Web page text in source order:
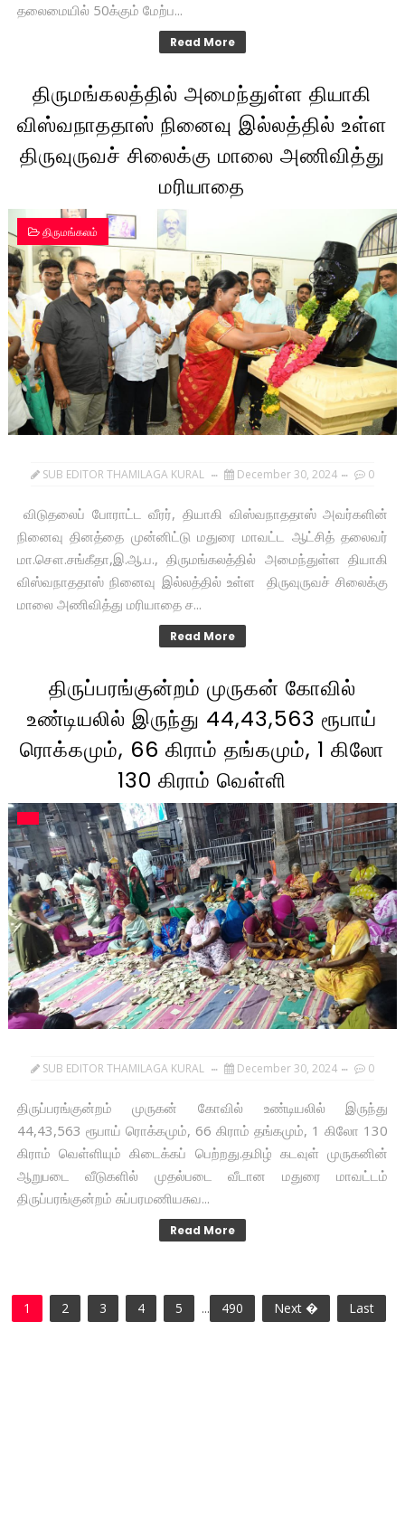
தலைமையில் 50க்கும் மேற்ப...
Read More
திருமங்கலத்தில் அமைந்துள்ள தியாகி
விஸ்வநாததாஸ் நினைவு இல்லத்தில் உள்ள
திருவுருவச் சிலைக்கு மாலை அணிவித்து
மரியாதை
திருமங்கலம்
SUB EDITOR THAMILAGA KURAL December 30, 2024 0
விடுதலைப் போராட்ட வீரர், தியாகி விஸ்வநாததாஸ் அவர்களின்
நினைவு தினத்தை முன்னிட்டு மதுரை மாவட்ட ஆட்சித் தலைவர்
மா.சௌ.சங்கீதா,இ.ஆ.ப., திருமங்கலத்தில் அமைந்துள்ள தியாகி
விஸ்வநாததாஸ் நினைவு இல்லத்தில் உள்ள திருவுருவச் சிலைக்கு
மாலை அணிவித்து மரியாதை ச...
Read More
திருப்பரங்குன்றம் முருகன் கோவில்
உண்டியலில் இருந்து 44,43,563 ரூபாய்
ரொக்கமும், 66 கிராம் தங்கமும், 1 கிலோ
130 கிராம் வெள்ளி
SUB EDITOR THAMILAGA KURAL December 30, 2024 0
திருப்பரங்குன்றம் முருகன் கோவில் உண்டியலில் இருந்து
44,43,563 ரூபாய் ரொக்கமும், 66 கிராம் தங்கமும், 1 கிலோ 130
கிராம் வெள்ளியும் கிடைக்கப் பெற்றது.தமிழ் கடவுள் முருகனின்
ஆறுபடை வீடுகளில் முதல்படை வீடான மதுரை மாவட்டம்
திருப்பரங்குன்றம் சுப்பரமணியசுவ...
Read More
1 2 3 4 5 ... 490 Next � Last